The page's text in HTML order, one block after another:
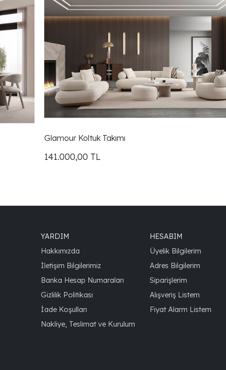
Glamour Koltuk Takımı
141.000,00 TL
YARDIM
Hakkımızda
İletişim Bilgilerimiz
Banka Hesap Numaraları
Gizlilik Politikası
İade Koşulları
Nakliye, Teslimat ve Kurulum
HESABIM
Üyelik Bilgilerim
Adres Bilgilerim
Siparişlerim
Alışveriş Listem
Fiyat Alarm Listem